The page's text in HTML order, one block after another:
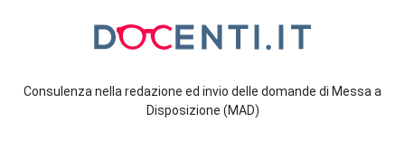
Consulenza nella redazione ed invio delle domande di Messa a
Disposizione (MAD)